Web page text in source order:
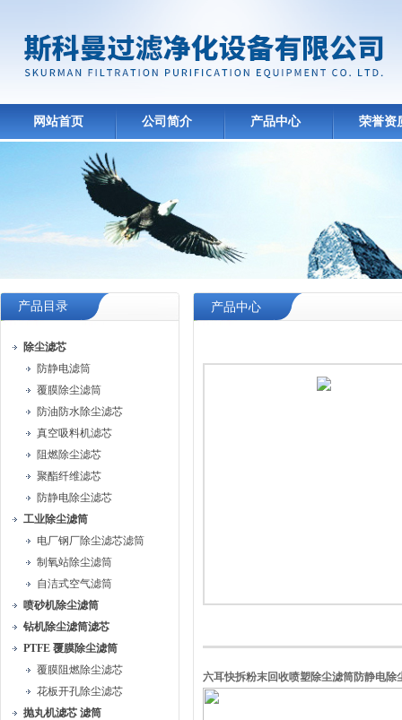
网站首页 公司简介 产品中心 荣誉资
产品目录
除尘滤芯
防静电滤筒
覆膜除尘滤筒
防油防水除尘滤芯
真空吸料机滤芯
阻燃除尘滤芯
聚酯纤维滤芯
防静电除尘滤芯
工业除尘滤筒
电厂钢厂除尘滤芯滤筒
制氧站除尘滤筒
自洁式空气滤筒
喷砂机除尘滤筒
钻机除尘滤筒滤芯
PTFE 覆膜除尘滤筒
覆膜阻燃除尘滤芯
花板开孔除尘滤芯
抛丸机滤芯 滤筒
产品中心
六耳快拆粉末回收喷塑除尘滤筒防静电除